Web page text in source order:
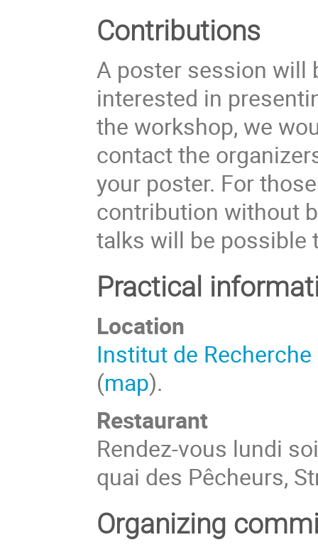
Contributions
A poster session will
interested in
the workshop, we
contact the
your poster. For
contribution without
talks will be possible
Practical
Location
Institut de
(map).
Restaurant
Rendez-vous lundi
quai des Pêcheurs,
Organizing